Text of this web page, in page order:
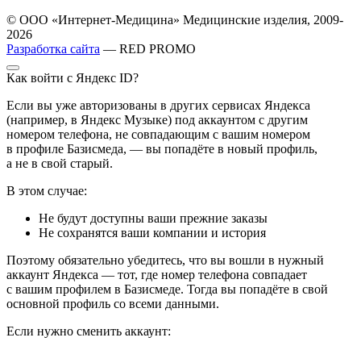
© ООО «Интернет-Медицина» Медицинские изделия, 2009-
2026
Разработка сайта — RED PROMO
Как войти с Яндекс ID?
Если вы уже авторизованы в других сервисах Яндекса
(например, в Яндекс Музыке) под аккаунтом с другим
номером телефона, не совпадающим с вашим номером
в профиле Базисмеда, — вы попадёте в новый профиль,
а не в свой старый.
В этом случае:
Не будут доступны ваши прежние заказы
Не сохранятся ваши компании и история
Поэтому обязательно убедитесь, что вы вошли в нужный
аккаунт Яндекса — тот, где номер телефона совпадает
с вашим профилем в Базисмеде. Тогда вы попадёте в свой
основной профиль со всеми данными.
Если нужно сменить аккаунт: